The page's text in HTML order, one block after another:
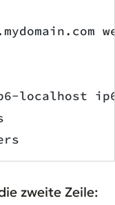
zweite Zeile: